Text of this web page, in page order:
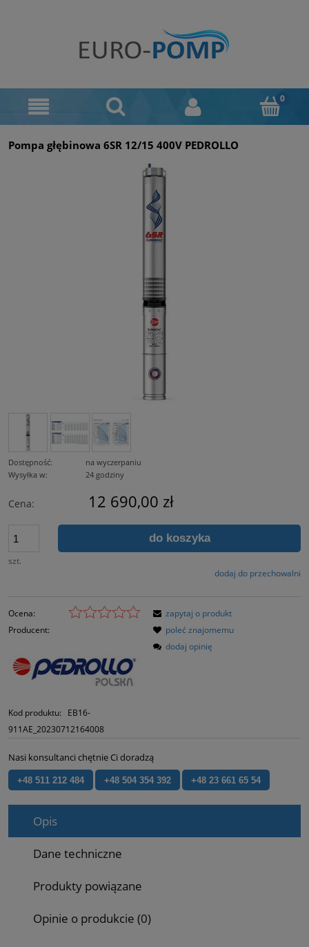
Pompa głębinowa 6SR 12/15 400V PEDROLLO
Dostępność:
na wyczerpaniu
Wysyłka w:
24 godziny
Cena: 12 690,00 zł
szt.
do koszyka
dodaj do przechowalni
Ocena:
Producent:
Kod produktu:
EB16-
911AE_20230712164008
zapytaj o produkt
poleć znajomemu
dodaj opinię
Nasi konsultanci chętnie Ci doradzą
+48 511 212 484 +48 504 354 392 +48 23 661 65 54
Opis
Dane techniczne
Produkty powiązane
Opinie o produkcie (0)